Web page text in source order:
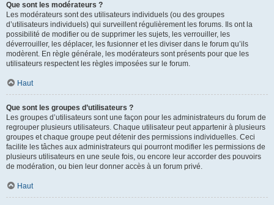
Que sont les modérateurs ?
Les modérateurs sont des utilisateurs individuels (ou des groupes
d’utilisateurs individuels) qui surveillent régulièrement les forums. Ils ont la
possibilité de modifier ou de supprimer les sujets, les verrouiller, les
déverrouiller, les déplacer, les fusionner et les diviser dans le forum qu’ils
modèrent. En règle générale, les modérateurs sont présents pour que les
utilisateurs respectent les règles imposées sur le forum.
Haut
Que sont les groupes d’utilisateurs ?
Les groupes d’utilisateurs sont une façon pour les administrateurs du forum de
regrouper plusieurs utilisateurs. Chaque utilisateur peut appartenir à plusieurs
groupes et chaque groupe peut détenir des permissions individuelles. Ceci
facilite les tâches aux administrateurs qui pourront modifier les permissions de
plusieurs utilisateurs en une seule fois, ou encore leur accorder des pouvoirs
de modération, ou bien leur donner accès à un forum privé.
Haut